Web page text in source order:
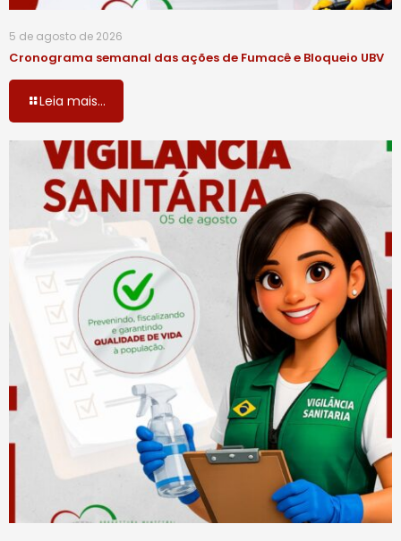
5 de agosto de 2026
Cronograma semanal das ações de Fumacê e Bloqueio UBV
Leia mais...